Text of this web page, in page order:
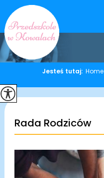
Jesteś tutaj:Home
Rada Rodziców